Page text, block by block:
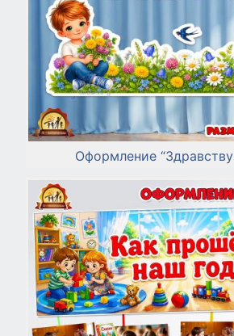
Оформление